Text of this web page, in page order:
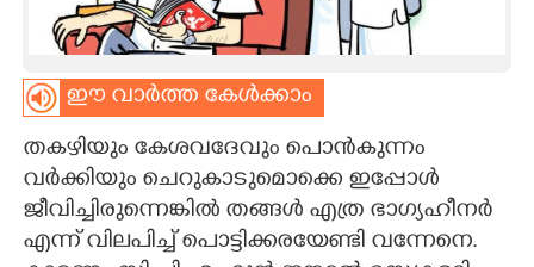
ASTRO
CARTOONS
LITERATURE
ഈ വാർത്ത കേൾക്കാം
തകഴിയും കേശവദേവും പൊൻകുന്നം
വർക്കിയും ചെറുകാടുമൊക്കെ ഇപ്പോൾ
ജീവിച്ചിരുന്നെങ്കിൽ തങ്ങൾ എത്ര ഭാഗ്യഹീനർ
എന്ന് വിലപിച്ച് പൊട്ടിക്കരയേണ്ടി വന്നേനെ.